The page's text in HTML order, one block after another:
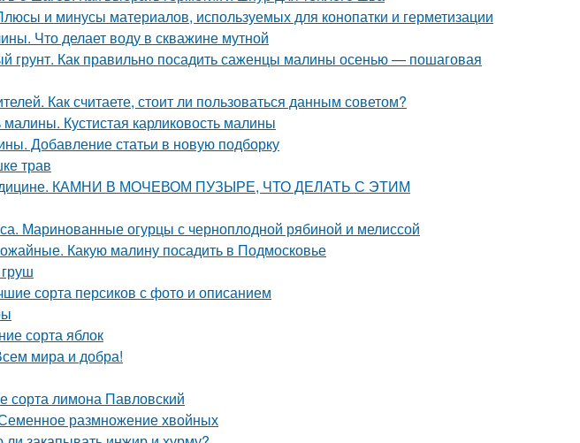
и минусы материалов, используемых для конопатки и герметизации
Что делает воду в скважине мутной
грунт. Как правильно посадить саженцы малины осенью — пошаговая
Как считаете, стоит ли пользоваться данным советом?
Кустистая карликовость малины
Добавление статьи в новую подборку
трав
КАМНИ В МОЧЕВОМ ПУЗЫРЕ, ЧТО ДЕЛАТЬ С ЭТИМ
Маринованные огурцы с черноплодной рябиной и мелиссой
Какую малину посадить в Подмосковье
сорта персиков с фото и описанием
сорта яблок
мира и добра!
сорта лимона Павловский
размножение хвойных